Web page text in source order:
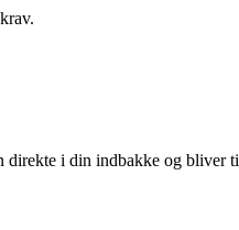
i din indbakke og bliver